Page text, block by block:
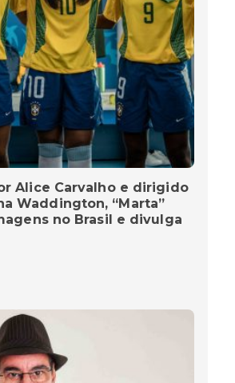
Alice Carvalho e dirigido
Waddington, “Marta”
no Brasil e divulga